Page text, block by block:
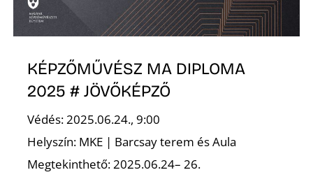
KÉPZŐMŰVÉSZ MA DIPLOMA
2025 # JÖVŐKÉPZŐ
Védés: 2025.06.24., 9:00
Helyszín: MKE | Barcsay terem és Aula
Megtekinthető: 2025.06.24– 26.